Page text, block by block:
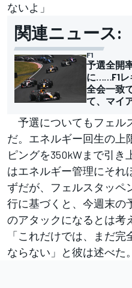
ないよ」
関連ニュース:
F1
予選全開
に……F1レ
全会一致
て、マイ
予選についてもフェル
だ。エネルギー回生の上
ピングを350kWまで引き
はエネルギー管理にそれ
ずだが、フェルスタッペ
行に基づくと、今週末の
のアタックになるとは考
「これだけでは、まだ
ならない」と彼は述べた。